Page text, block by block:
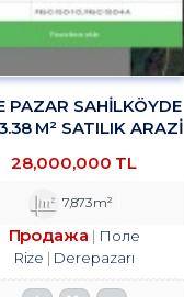
PAZAR SAHİLKÖYDE
M² SATILIK ARAZİ
28,000,000 TL
7,873m²
Продажа
Поле
Rize
Derepazarı